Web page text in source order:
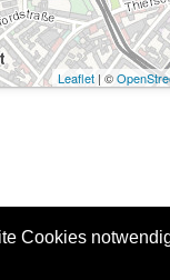
Cookies
Leaflet | ©
Landeshauptstadt